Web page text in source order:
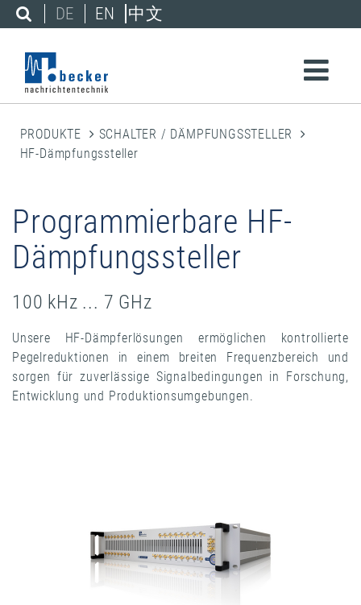
DE EN 中文
PRODUKTE
SCHALTER / DÄMPFUNGSSTELLER
HF-Dämpfungssteller
Programmierbare HF-
Dämpfungssteller
100 kHz ... 7 GHz
Unsere HF-Dämpferlösungen ermöglichen kontrollierte
Pegelreduktionen in einem breiten Frequenzbereich und
sorgen für zuverlässige Signalbedingungen in Forschung,
Entwicklung und Produktionsumgebungen.